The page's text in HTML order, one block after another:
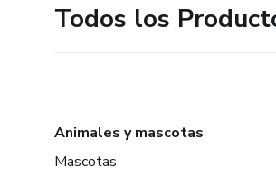
Todos los
Animales y mascotas
Mascotas